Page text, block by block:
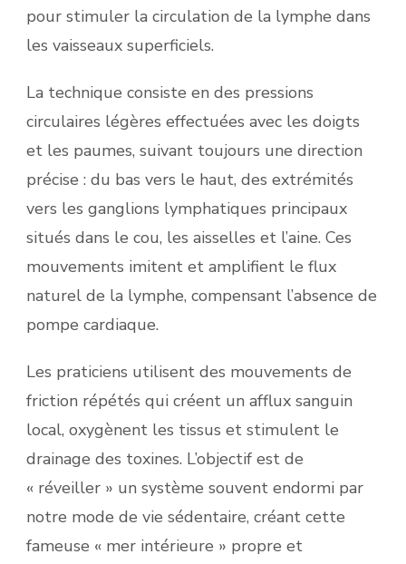
pour stimuler la circulation de la lymphe dans
les vaisseaux superficiels.
La technique consiste en des pressions
circulaires légères effectuées avec les doigts
et les paumes, suivant toujours une direction
précise : du bas vers le haut, des extrémités
vers les ganglions lymphatiques principaux
situés dans le cou, les aisselles et l’aine. Ces
mouvements imitent et amplifient le flux
naturel de la lymphe, compensant l’absence de
pompe cardiaque.
Les praticiens utilisent des mouvements de
friction répétés qui créent un afflux sanguin
local, oxygènent les tissus et stimulent le
drainage des toxines. L’objectif est de
« réveiller » un système souvent endormi par
notre mode de vie sédentaire, créant cette
fameuse « mer intérieure » propre et